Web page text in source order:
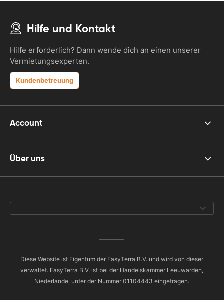
Hilfe und Kontakt
Hilfe erforderlich? Dann wende dich an einen unserer
Vermietungsexperten.
Kundenbetreuung
Account
Über uns
Diese Website ist Eigentum der EasyTerra B.V. und wird von dieser
verwaltet. EasyTerra B.V. ist bei der Handelskammer Leeuwarden,
Niederlande, unter der Nummer 01104443 eingetragen.